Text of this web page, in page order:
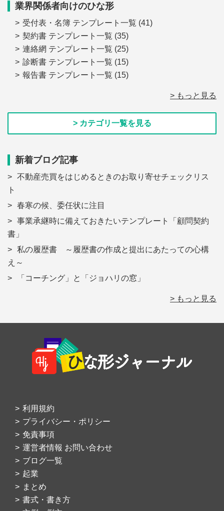
業界関係者向けのひな形
受付表・名簿 テンプレート一覧 (41)
契約書 テンプレート一覧 (35)
連絡網 テンプレート一覧 (25)
診断書 テンプレート一覧 (15)
報告書 テンプレート一覧 (15)
> もっと見る
> カテゴリ一覧を見る
新着ブログ記事
不動産売買をはじめるときのお取り寄せチェックリス
ト
春寒の候、委任状に注目
事業承継時に備えておきたいテンプレート「顧問契約
書」
私の履歴書 ～履歴書の作成と提出にあたっての心構
え～
「コーチング」と「ジョハリの窓」
> もっと見る
Footer
利用規約
プライバシー・ポリシー
免責事項
運営者情報 お問い合わせ
ブログ一覧
起業
まとめ
書式・書き方